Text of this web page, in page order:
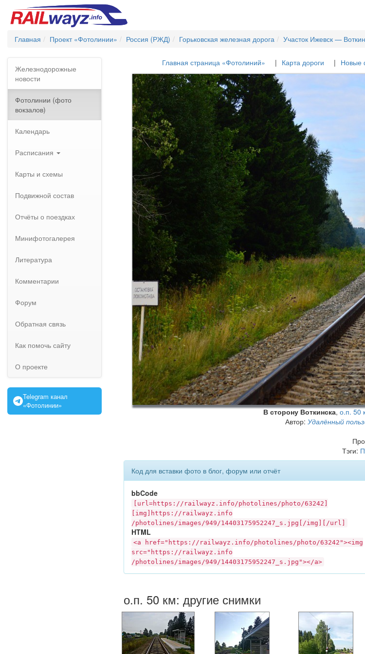
Главная Проект «Фотолинии» Россия (РЖД) Горьковская железная дорога Участок Ижевск —
Железнодорожные
новости
Фотолинии (фото
вокзалов)
Календарь
Расписания
Карты и схемы
Подвижной состав
Отчёты о поездках
Минифотогалерея
Литература
Комментарии
Форум
Обратная связь
Как помочь сайту
О проекте
Telegram канал
«Фотолинии»
Главная страница «Фотолиний» Карта дороги Новые
В сторону Воткинска,о.п. 50
Автор: Удалённый
Тэги:
Код для вставки фото в блог, форум или отчёт
bbCode
[url=https:// railwayz.info/photolines/photo/63242]
[img]https:// railwayz.info
/photolines/images/949/14403175952247_s.jpg[/img][/url]
HTML
<a href="https:// railwayz.info/photolines/photo/63242"><img
src="https:// railwayz.info
/photolines/images/949/14403175952247_s.jpg"></a>
о.п. 50 км: другие снимки